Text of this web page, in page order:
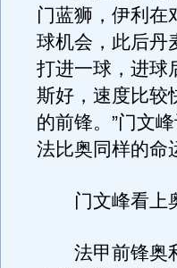
门蓝狮，伊利在
球机会，此后丹
打进一球，进球
斯好，速度比较
的前锋。”门文
法比奥同样的
门文峰看上
法甲前锋奥利